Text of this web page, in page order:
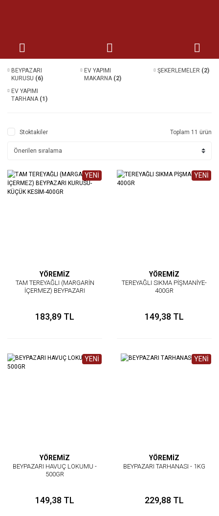
BEYPAZARI
KURUSU (6)
EV YAPIMI
MAKARNA (2)
ŞEKERLEMELER (2)
EV YAPIMI
TARHANA (1)
Stoktakiler Toplam 11 ürün
YENİ
YÖREMİZ
TAM TEREYAĞLI (MARGARİN
İÇERMEZ) BEYPAZARI
183,89 TL
YENİ
YÖREMİZ
TEREYAĞLI SIKMA PİŞMANİYE-
400GR
149,38 TL
YENİ
YÖREMİZ
BEYPAZARI HAVUÇ LOKUMU -
500GR
149,38 TL
YENİ
YÖREMİZ
BEYPAZARI TARHANASI - 1KG
229,88 TL